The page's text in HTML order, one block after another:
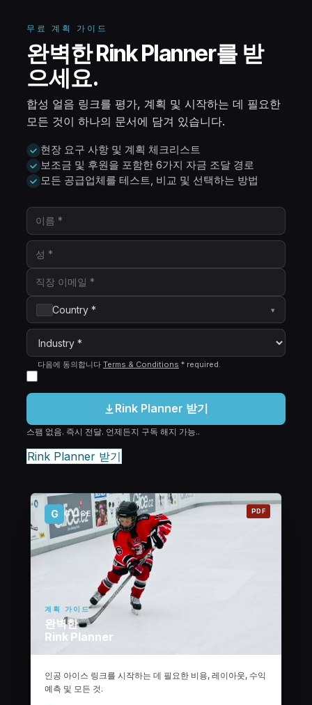
무료 계획 가이드
완벽한 Rink Planner를 받
으세요.
합성 얼음 링크를 평가, 계획 및 시작하는 데 필요한
모든 것이 하나의 문서에 담겨 있습니다.
현장 요구 사항 및 계획 체크리스트
보조금 및 후원을 포함한 6가지 자금 조달 경로
모든 공급업체를 테스트, 비교 및 선택하는 방법
Country * ▾
다음에 동의합니다 Terms & Conditions * required.
Rink Planner 받기
스팸 없음. 즉시 전달. 언제든지 구독 해지 가능..
Rink Planner 받기
G GLICE
계획 가이드
완벽한
Rink Planner
PDF
인공 아이스 링크를 시작하는 데 필요한 비용, 레이아웃, 수익
예측 및 모든 것.